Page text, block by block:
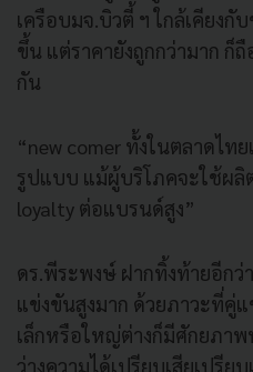
เครือบมจ.บิวตี้ ฯ ใกล้เคียง
ขึ้น แต่ราคายังถูกกว่ามาก ก็
กัน
“new comer ทั้งในตลาดไท
รูปแบบ แม้ผู้บริโภคจะใช้ผ
loyalty ต่อแบรนด์สูง”
ดร.พีระพงษ์ ฝากทิ้งท้ายอีกว่
แข่งขันสูงมาก ด้วยภาวะที่คู่
เล็กหรือใหญ่ต่างก็มีศักยภา
ว่างความได้เปรียบเสียเปรี